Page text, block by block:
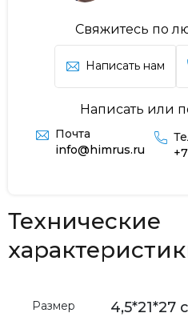
Свяжитесь по
Написать нам
Написать или
Почта
info@himrus.ru
Технические
Размер 4,5*21*27